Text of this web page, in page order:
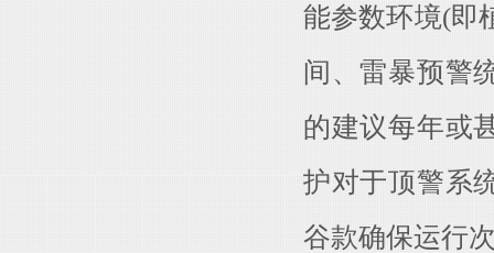
能参数环境(即
间、雷暴预警
的建议每年或
护对于顶警系
谷款确保运行